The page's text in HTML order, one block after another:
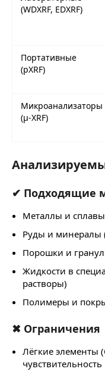
(WDXRF, EDXRF)
Портативные
(pXRF)
Микроанализаторы
(μ-XRF)
✔ Подходящие
Металлы и
Руды и минералы
Порошки и
Жидкости в
растворы)
Полимеры и
✖ Ограничения
Лёгкие элементы
чувствительность